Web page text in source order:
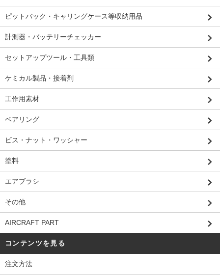
ピットバック・キャリングケース等収納用品
計測器・バッテリーチェッカー
セットアップツール・工具類
ケミカル製品・接着剤
工作用素材
ベアリング
ビス・ナット・ワッシャー
塗料
エアブラシ
その他
AIRCRAFT PART
コンテンツを見る
注文方法